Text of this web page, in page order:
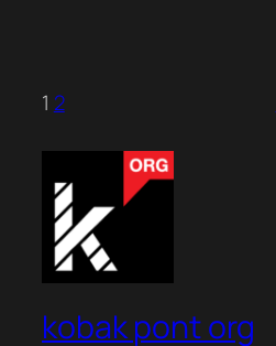
1 2
kobak pont org